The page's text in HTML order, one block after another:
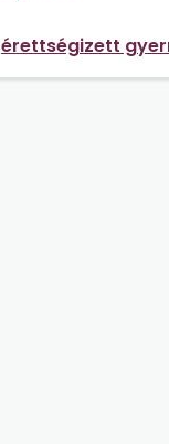
érettségizett